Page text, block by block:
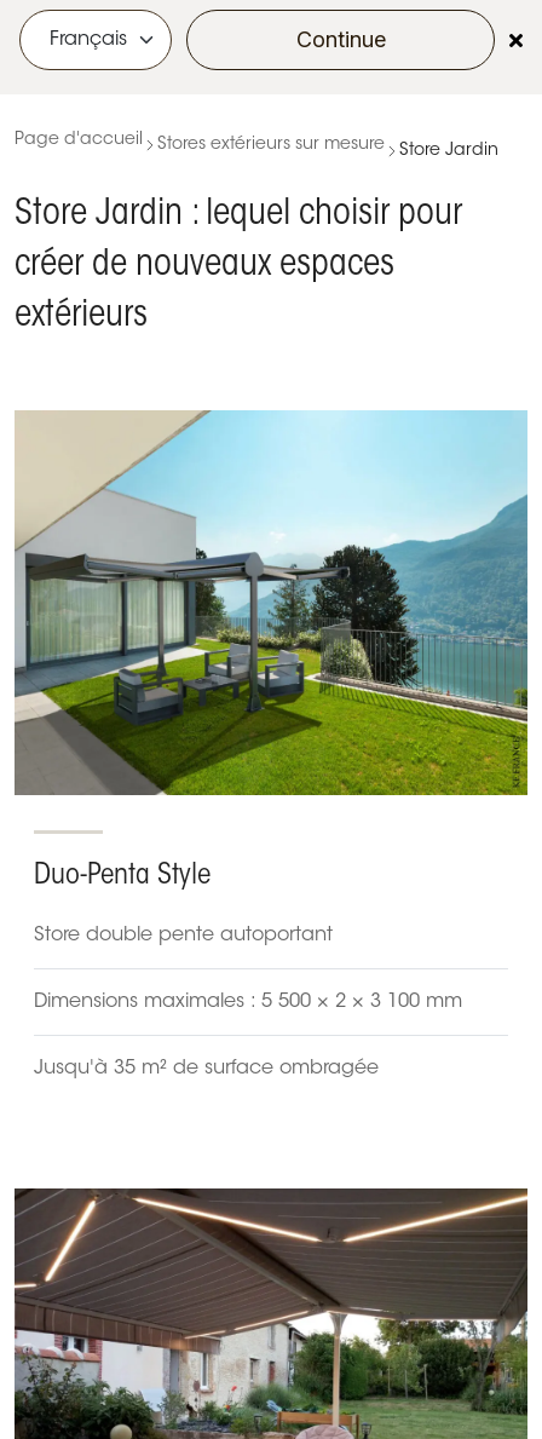
Continue
Page d'accueil Stores extérieurs sur mesure Store Jardin
Store Jardin : lequel choisir pour
créer de nouveaux espaces
extérieurs
Duo-Penta Style
Store double pente autoportant
Dimensions maximales : 5 500 × 2 × 3 100 mm
Jusqu'à 35 m² de surface ombragée